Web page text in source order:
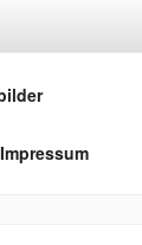
Impressum